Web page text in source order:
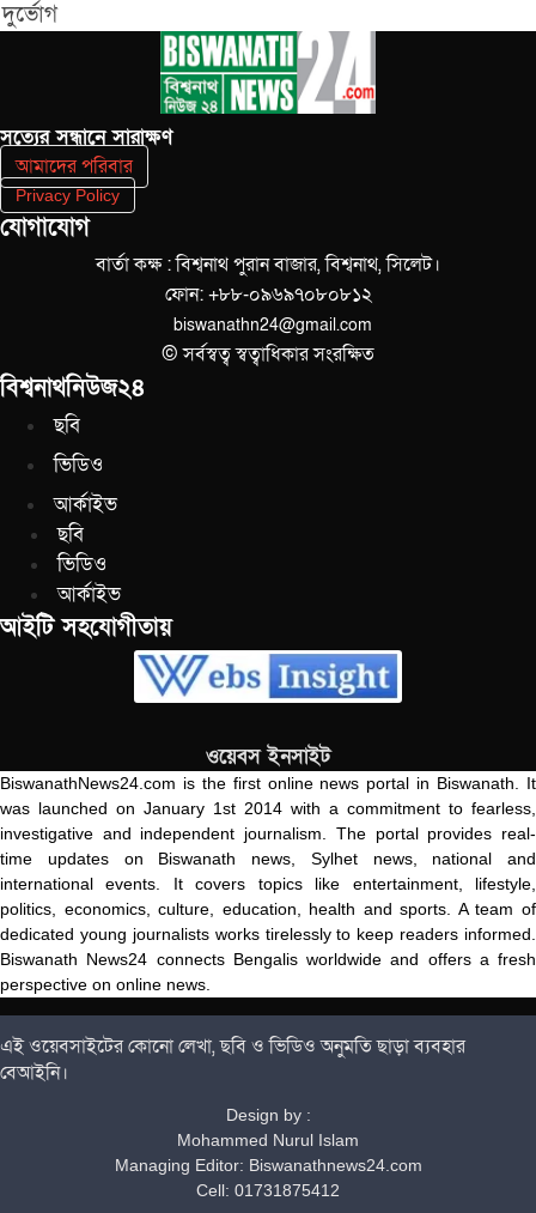
দুর্ভোগ
সত‌্যের সন্ধানে সারাক্ষণ
আমাদের পরিবার
Privacy Policy
যোগাযোগ
বার্তা কক্ষ : বিশ্বনাথ পুরান বাজার, বিশ্বনাথ, সিলেট।
ফোন: +৮৮-০৯৬৯৭০৮০৮১২
biswanathn24@gmail.com
© সর্বস্বত্ব স্বত্বাধিকার সংরক্ষিত
বিশ্বনাথনিউজ২৪
ছবি
ভিডিও
আর্কাইভ
ছবি
ভিডিও
আর্কাইভ
আইটি সহযোগীতায়
ওয়েবস ইনসাইট
BiswanathNews24.com is the first online news portal in Biswanath. It
was launched on January 1st 2014 with a commitment to fearless,
investigative and independent journalism. The portal provides real-
time updates on Biswanath news, Sylhet news, national and
international events. It covers topics like entertainment, lifestyle,
politics, economics, culture, education, health and sports. A team of
dedicated young journalists works tirelessly to keep readers informed.
Biswanath News24 connects Bengalis worldwide and offers a fresh
perspective on online news.
এই ওয়েবসাইটের কোনো লেখা, ছবি ও ভিডিও অনুমতি ছাড়া ব্যবহার
বেআইনি।
Design by :
Mohammed Nurul Islam
Managing Editor: Biswanathnews24.com
Cell: 01731875412